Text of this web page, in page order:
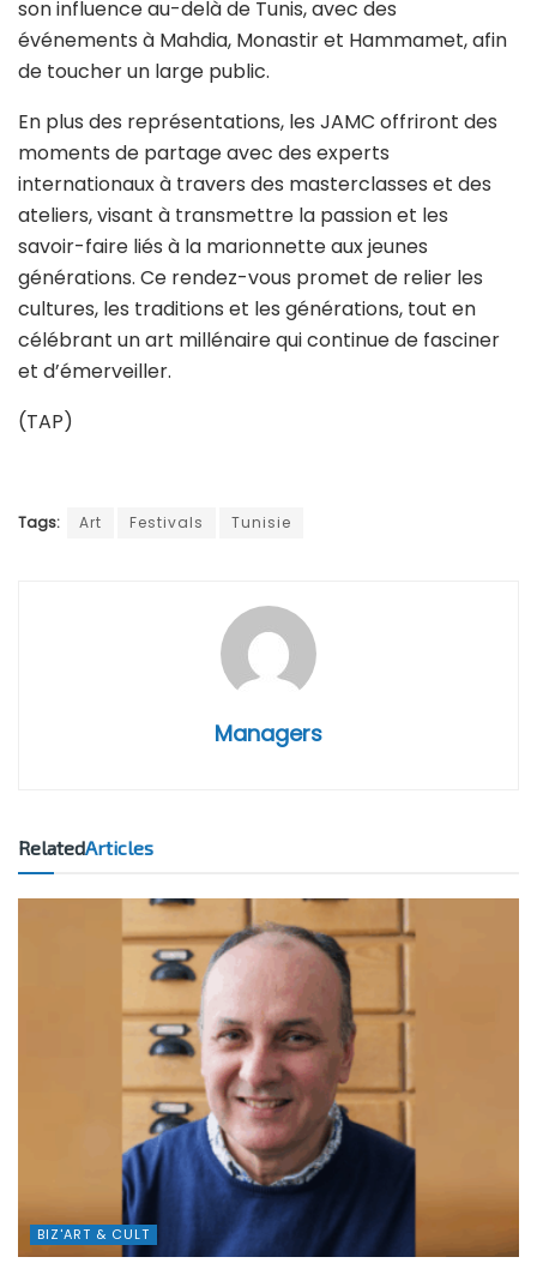
son influence au-delà de Tunis, avec des
événements à Mahdia, Monastir et Hammamet, afin
de toucher un large public.
En plus des représentations, les JAMC offriront des
moments de partage avec des experts
internationaux à travers des masterclasses et des
ateliers, visant à transmettre la passion et les
savoir-faire liés à la marionnette aux jeunes
générations. Ce rendez-vous promet de relier les
cultures, les traditions et les générations, tout en
célébrant un art millénaire qui continue de fasciner
et d’émerveiller.
(TAP)
Tags: Art Festivals Tunisie
Managers
RelatedArticles
BIZ'ART & CULT